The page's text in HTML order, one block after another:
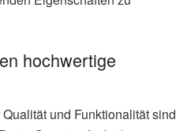
hochwertige
und Funktionalität sind